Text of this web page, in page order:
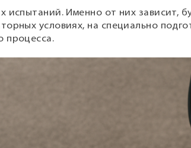
испытаний. Именно от них зависит,
условиях, на специально
процесса.